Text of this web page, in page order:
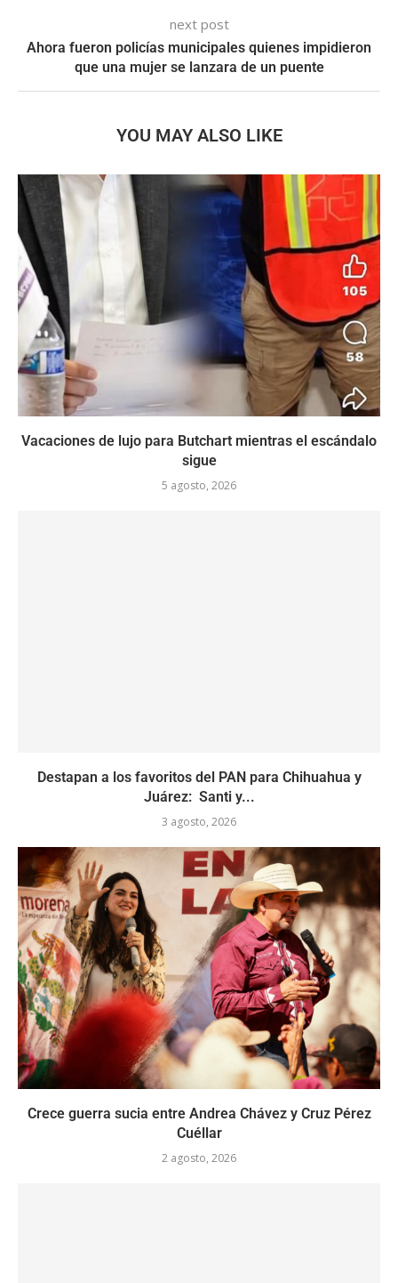
next post
Ahora fueron policías municipales quienes impidieron
que una mujer se lanzara de un puente
YOU MAY ALSO LIKE
Vacaciones de lujo para Butchart mientras el escándalo
sigue
5 agosto, 2026
Destapan a los favoritos del PAN para Chihuahua y
Juárez: Santi y...
3 agosto, 2026
Crece guerra sucia entre Andrea Chávez y Cruz Pérez
Cuéllar
2 agosto, 2026